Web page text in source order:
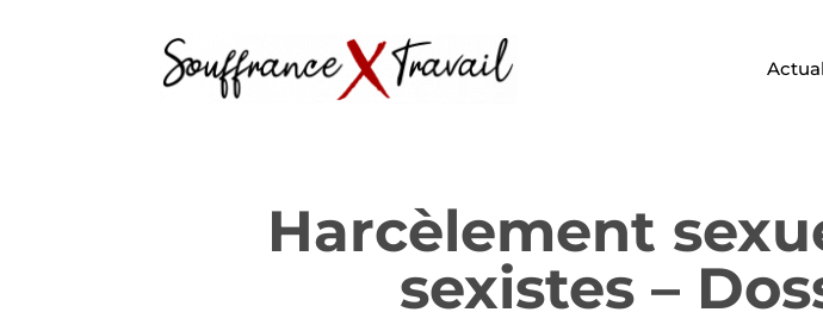
Harcèlement
sexistes –